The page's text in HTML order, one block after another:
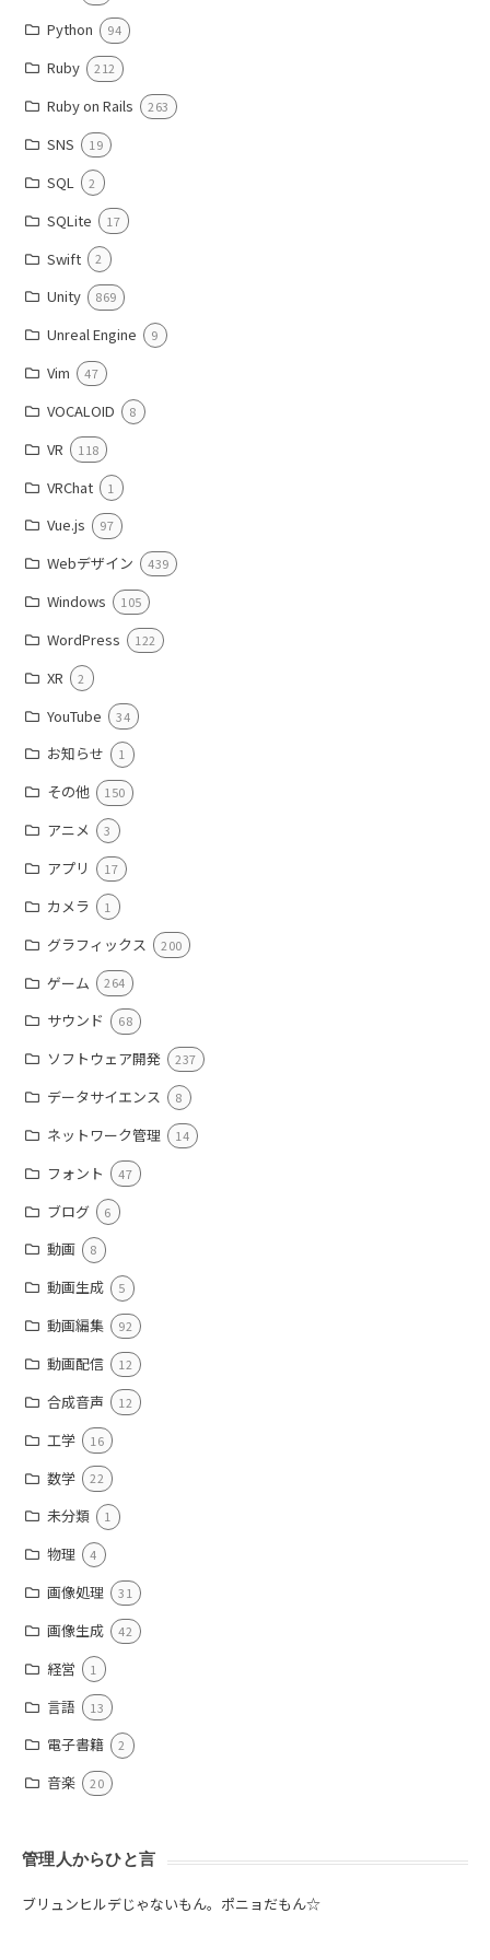
Python 94
Ruby 212
Ruby on Rails 263
SNS 19
SQL 2
SQLite 17
Swift 2
Unity 869
Unreal Engine 9
Vim 47
VOCALOID 8
VR 118
VRChat 1
Vue.js 97
Webデザイン 439
Windows 105
WordPress 122
XR 2
YouTube 34
お知らせ 1
その他 150
アニメ 3
アプリ 17
カメラ 1
グラフィックス 200
ゲーム 264
サウンド 68
ソフトウェア開発 237
データサイエンス 8
ネットワーク管理 14
フォント 47
ブログ 6
動画 8
動画生成 5
動画編集 92
動画配信 12
合成音声 12
工学 16
数学 22
未分類 1
物理 4
画像処理 31
画像生成 42
経営 1
言語 13
電子書籍 2
音楽 20
管理人からひと言
ブリュンヒルデじゃないもん。ポニョだもん☆